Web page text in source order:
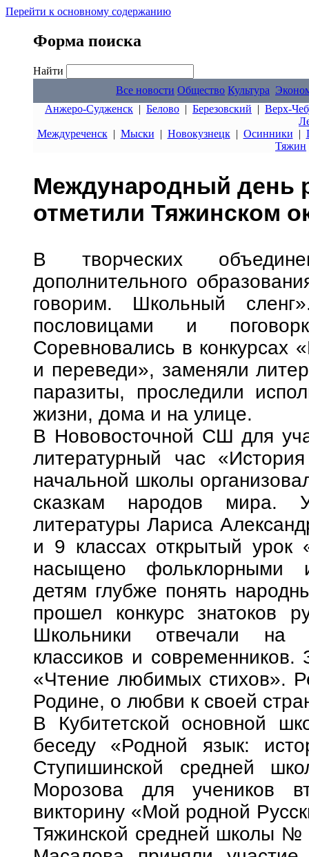
Перейти к основному содержанию
Форма поиска
Найти
Все новости Общество Культура
Анжеро-Судженск | Белово | Березовский | Верх-
Междуреченск| Мыски | Новокузнецк| Осинники |
Тяжин
Международный день
отметили Тяжинском
В творческих
дополнительного
говорим. Школьный
пословицами и
Соревновались в конкурсах
и переведи», заменяли
паразиты, проследили
жизни, дома и на улице.
В Нововосточной СШ для
литературный час
начальной школы
сказкам народов мира.
литературы Лариса
и 9 классах открытый
насыщено фольклорными
детям глубже понять
прошел конкурс знатоков
Школьники отвечали на
классиков и
«Чтение любимых стихов».
Родине, о любви к своей
В Кубитетской основной
беседу «Родной язык:
Ступишинской средней
Морозова для учеников
викторину «Мой родной
Тяжинской средней школы